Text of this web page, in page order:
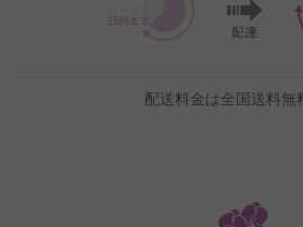
配送料金は全国送料無